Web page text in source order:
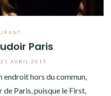
Paris
21 AVRIL 2015
endroit hors du commun,
Paris, puisque le First,